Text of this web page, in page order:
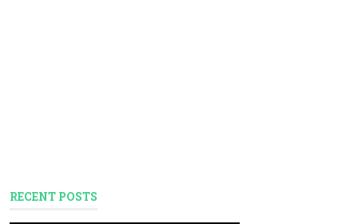
RECENT POSTS